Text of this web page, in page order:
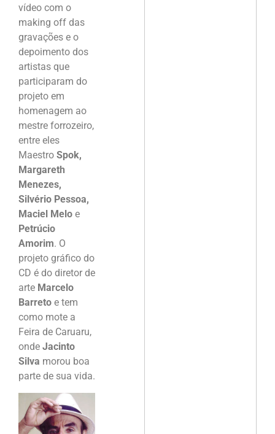
vídeo com o
making off das
gravações e o
depoimento dos
artistas que
participaram do
projeto em
homenagem ao
mestre forrozeiro,
entre eles
Maestro Spok,
Margareth
Menezes,
Silvério Pessoa,
Maciel Melo e
Petrúcio
Amorim. O
projeto gráfico do
CD é do diretor de
arte Marcelo
Barreto e tem
como mote a
Feira de Caruaru,
onde Jacinto
Silva morou boa
parte de sua vida.